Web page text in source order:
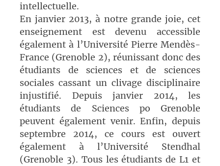
intellectuelle.
En janvier 2013, à notre grande joie, cet
enseignement est devenu accessible
également à l’Université Pierre Mendès-
France (Grenoble 2), réunissant donc des
étudiants de sciences et de sciences
sociales cassant un clivage disciplinaire
injustifié. Depuis janvier 2014, les
étudiants de Sciences po Grenoble
peuvent également venir. Enfin, depuis
septembre 2014, ce cours est ouvert
également à l’Université Stendhal
(Grenoble 3). Tous les étudiants de L1 et